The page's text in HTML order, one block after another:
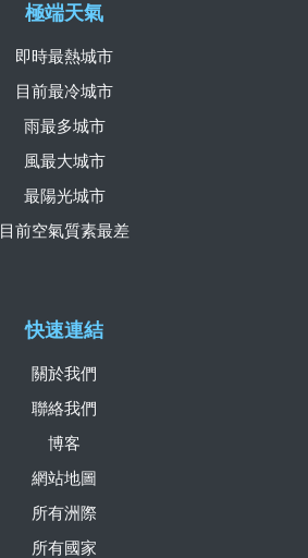
快速連結
關於我們
聯絡我們
博客
網站地圖
所有洲際
所有國家
極端天氣
即時最熱城市
目前最冷城市
雨最多城市
風最大城市
最陽光城市
目前空氣質素最差